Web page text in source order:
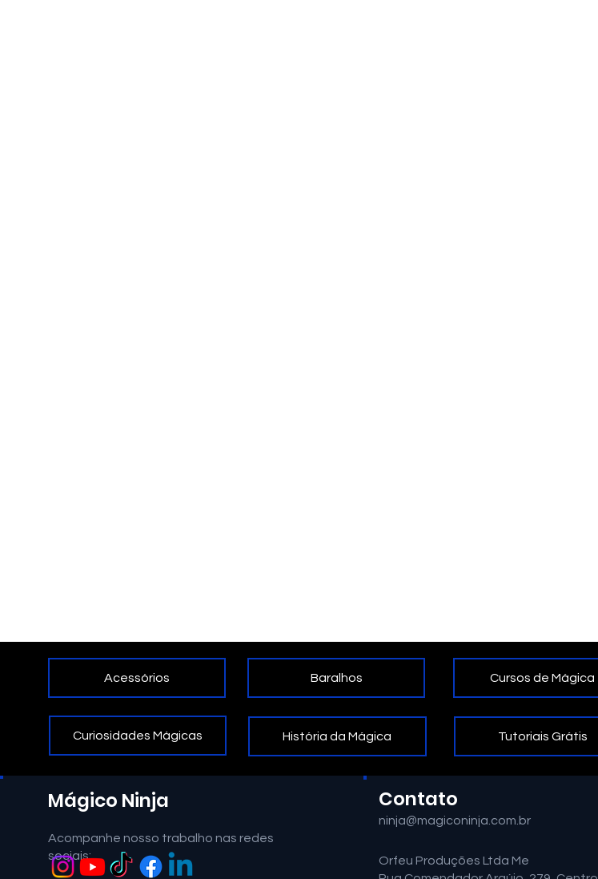
Curiosidades Mágicas História da Mágica Tutoriais Grátis
Acessórios Baralhos Cursos de Mágica
Contato
ninja@magiconinja.com.br
Orfeu Produções Ltda Me
Acompanhe nosso trabalho nas redes
sociais:
Mágico Ninja